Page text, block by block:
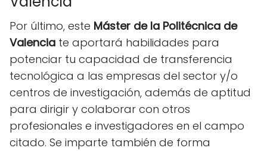
Por último, este Máster de la Politécnica de
Valencia te aportará habilidades para
potenciar tu capacidad de transferencia
tecnológica a las empresas del sector y/o
centros de investigación, además de aptitud
para dirigir y colaborar con otros
profesionales e investigadores en el campo
citado. Se imparte también de forma